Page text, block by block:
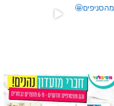
מין העובר רק במסיבלנד !! קיים